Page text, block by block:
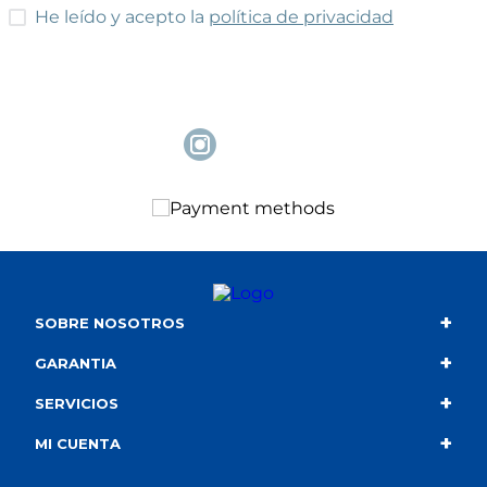
He leído y acepto las condiciones
He leído y acepto la política de privacidad
SOBRE NOSOTROS +
Contacto
Quiénes somos
Catálogo
GARANTIA +
Condiciones de compra
Política de privacidad
SERVICIOS +
Envío
MI CUENTA +